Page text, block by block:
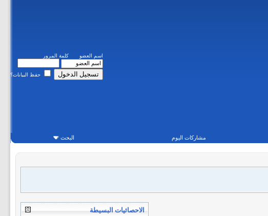
اسم العضو كلمة المرور
حفظ البيانات؟
مشاركات اليوم البحث
الاحصائيات البسيطة